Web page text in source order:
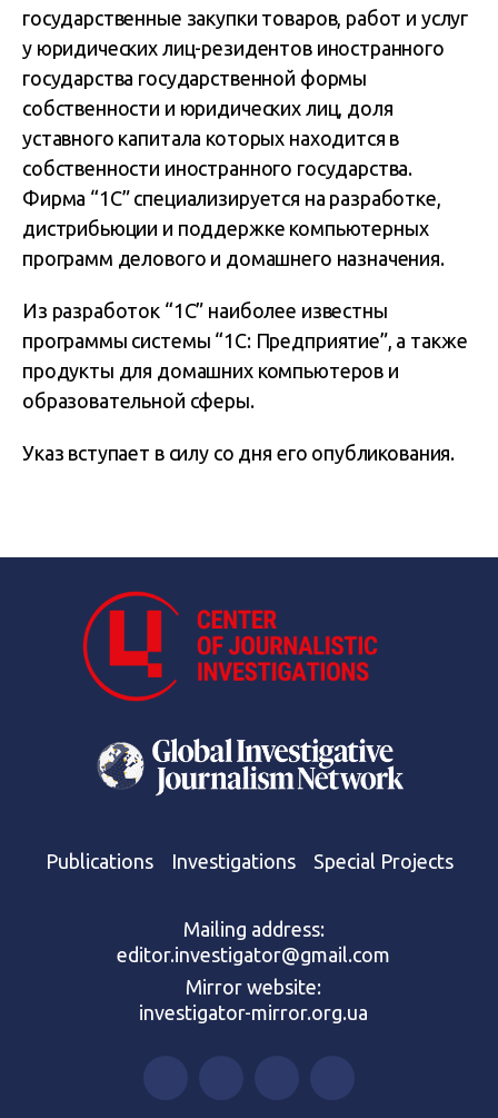
государственные закупки товаров, работ и услуг
у юридических лиц-резидентов иностранного
государства государственной формы
собственности и юридических лиц, доля
уставного капитала которых находится в
собственности иностранного государства.
Фирма “1С” специализируется на разработке,
дистрибьюции и поддержке компьютерных
программ делового и домашнего назначения.
Из разработок “1С” наиболее известны
программы системы “1С: Предприятие”, а также
продукты для домашних компьютеров и
образовательной сферы.
Указ вступает в силу со дня его опубликования.
Publications Investigations Special Projects
Mailing address:
editor.investigator@gmail.com
Mirror website:
investigator-mirror.org.ua